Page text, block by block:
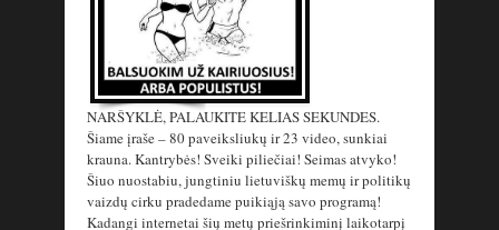
NARŠYKLĖ, PALAUKITE KELIAS SEKUNDES.
Šiame įraše – 80 paveiksliukų ir 23 video, sunkiai
krauna. Kantrybės! Sveiki piliečiai! Seimas atvyko!
Šiuo nuostabiu, jungtiniu lietuviškų memų ir politikų
vaizdų cirku pradedame puikiąją savo programą!
Kadangi internetai šių metų priešrinkiminį laikotarpį